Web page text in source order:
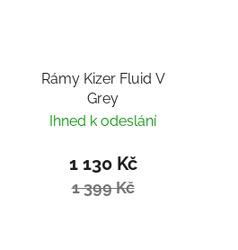
Rámy Kizer Fluid V
Grey
Ihned k odeslání
1 130 Kč
1 399 Kč